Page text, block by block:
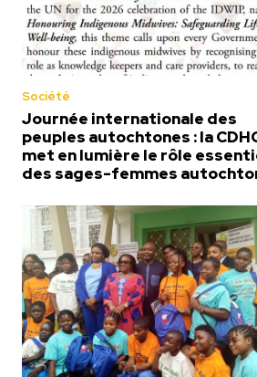
Société
Journée internationale des
peuples autochtones : la
met en lumière le rôle
des sages-femmes